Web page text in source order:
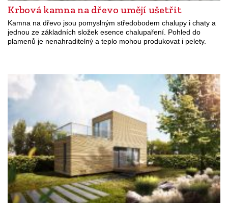
Krbová kamna na dřevo umějí ušetřit
Kamna na dřevo jsou pomyslným středobodem chalupy i chaty a
jednou ze základních složek esence chalupaření. Pohled do
plamenů je nenahraditelný a teplo mohou produkovat i pelety.